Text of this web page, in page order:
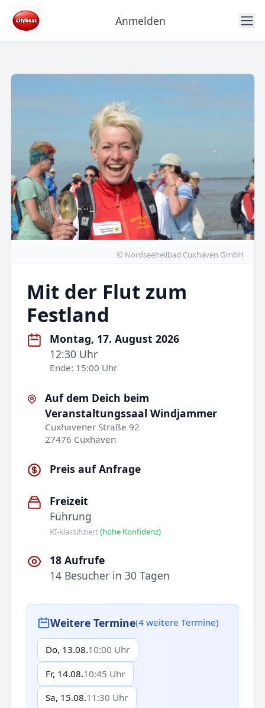
Anmelden
© Nordseeheilbad Cuxhaven GmbH
Mit der Flut zum
Festland
Montag, 17. August 2026
12:30 Uhr
Ende: 15:00 Uhr
Auf dem Deich beim
Veranstaltungssaal Windjammer
Cuxhavener Straße 92
27476 Cuxhaven
Preis auf Anfrage
Freizeit
Führung
KI-klassifiziert(hohe Konfidenz)
18 Aufrufe
14 Besucher in 30 Tagen
Weitere Termine(4 weitere Termine)
Do, 13.08.10:00 Uhr
Fr, 14.08.10:45 Uhr
Sa, 15.08.11:30 Uhr